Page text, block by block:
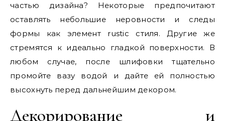
частью дизайна? Некоторые предпочитают
оставлять небольшие неровности и следы
формы как элемент rustic стиля. Другие же
стремятся к идеально гладкой поверхности. В
любом случае, после шлифовки тщательно
промойте вазу водой и дайте ей полностью
высохнуть перед дальнейшим декором.
Декорирование и